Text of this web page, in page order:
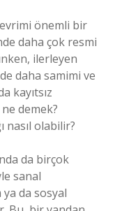
önemli bir
daha çok resmi
ilerleyen
daha samimi ve
kayıtsız
demek?
nasıl olabilir?
da birçok
sanal
da sosyal